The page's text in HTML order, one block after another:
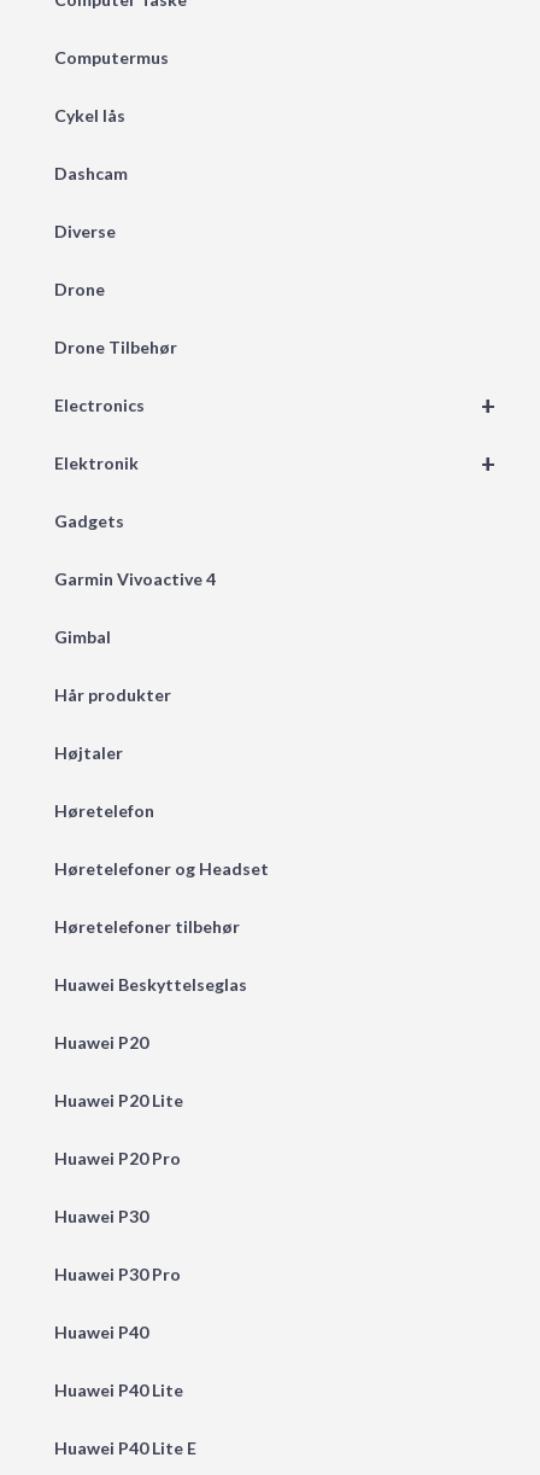
Computermus
Cykel lås
Dashcam
Diverse
Drone
Drone Tilbehør
+
Electronics
+
Elektronik
Gadgets
Garmin Vivoactive 4
Gimbal
Hår produkter
Højtaler
Høretelefon
Høretelefoner og Headset
Høretelefoner tilbehør
Huawei Beskyttelseglas
Huawei P20
Huawei P20 Lite
Huawei P20 Pro
Huawei P30
Huawei P30 Pro
Huawei P40
Huawei P40 Lite
Huawei P40 Lite E